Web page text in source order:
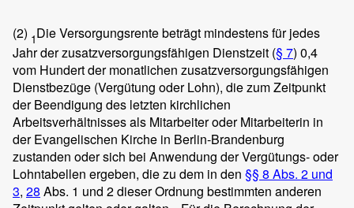
(2) 1Die Versorgungsrente beträgt mindestens für jedes
Jahr der zusatzversorgungsfähigen Dienstzeit (§ 7) 0,4
vom Hundert der monatlichen zusatzversorgungsfähigen
Dienstbezüge (Vergütung oder Lohn), die zum Zeitpunkt
der Beendigung des letzten kirchlichen
Arbeitsverhältnisses als Mitarbeiter oder Mitarbeiterin in
der Evangelischen Kirche in Berlin-Brandenburg
zustanden oder sich bei Anwendung der Vergütungs- oder
Lohntabellen ergeben, die zu dem in den §§ 8 Abs. 2 und
3, 28 Abs. 1 und 2 dieser Ordnung bestimmten anderen